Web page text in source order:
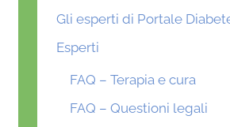
Gli esperti di Portale
Esperti
FAQ – Terapia e cura
FAQ – Questioni legali